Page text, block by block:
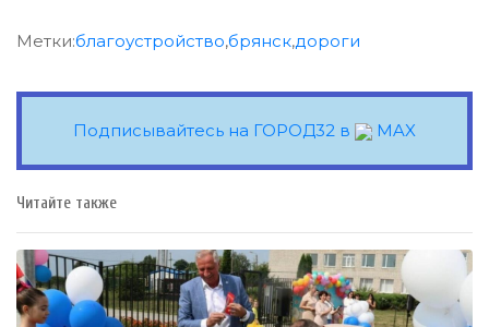
Метки:благоустройство,брянск,дороги
Подписывайтесь на ГОРОД32 в MAX
Читайте также